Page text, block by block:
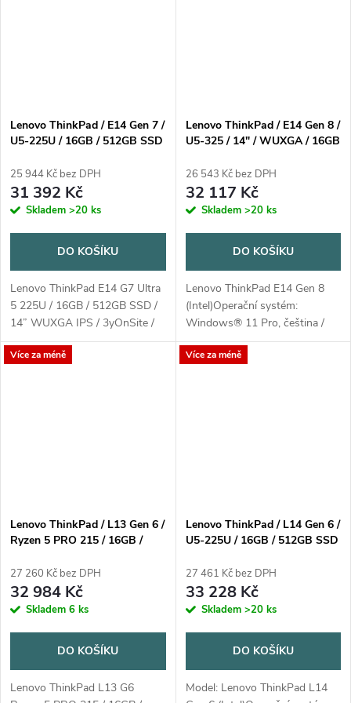
Lenovo ThinkPad / E14 Gen 7 /
U5-225U / 16GB / 512GB SSD
/ 3YR Onsite / černá
25 944 Kč bez DPH
31 392 Kč
Skladem >20 ks
DO KOŠÍKU
Lenovo ThinkPad E14 G7 Ultra
5 225U / 16GB / 512GB SSD /
14” WUXGA IPS / 3yOnSite /
Win11 Pro / černá
Lenovo ThinkPad / E14 Gen 8 /
U5-325 / 14" / WUXGA / 16GB
Black /
26 543 Kč bez DPH
32 117 Kč
Skladem >20 ks
DO KOŠÍKU
Lenovo ThinkPad E14 Gen 8
(Intel)Operační systém:
Windows® 11 Pro, čeština /
slovenština /
angličtinaProcesor: Intel Core™
Více za méně
Lenovo ThinkPad / L13 Gen 6 /
Ryzen 5 PRO 215 / 16GB /
IPS / 3yOnSite / Win11 Pro /
černá
27 260 Kč bez DPH
32 984 Kč
Skladem 6 ks
DO KOŠÍKU
Lenovo ThinkPad L13 G6
Více za méně
Lenovo ThinkPad / L14 Gen 6 /
U5-225U / 16GB / 512GB SSD
3Y Onsite / černá
27 461 Kč bez DPH
33 228 Kč
Skladem >20 ks
DO KOŠÍKU
Model: Lenovo ThinkPad L14